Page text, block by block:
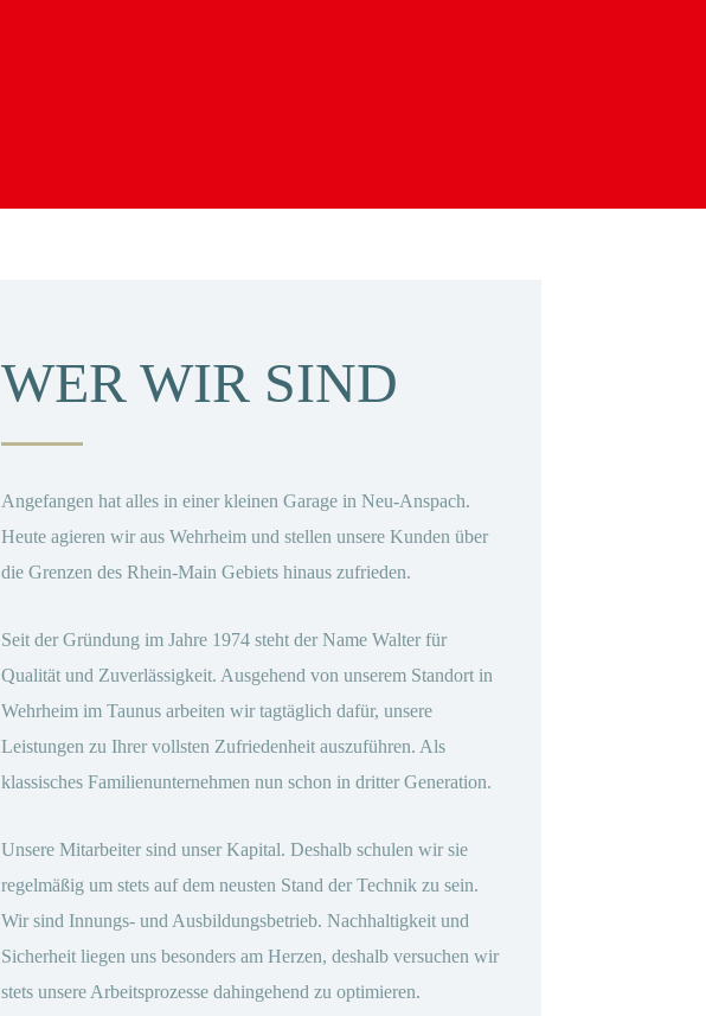
WER WIR SIND
Angefangen hat alles in einer kleinen Garage in Neu-Anspach.
Heute agieren wir aus Wehrheim und stellen unsere Kunden über
die Grenzen des Rhein-Main Gebiets hinaus zufrieden.
Seit der Gründung im Jahre 1974 steht der Name Walter für
Qualität und Zuverlässigkeit. Ausgehend von unserem Standort in
Wehrheim im Taunus arbeiten wir tagtäglich dafür, unsere
Leistungen zu Ihrer vollsten Zufriedenheit auszuführen. Als
klassisches Familienunternehmen nun schon in dritter Generation.
Unsere Mitarbeiter sind unser Kapital. Deshalb schulen wir sie
regelmäßig um stets auf dem neusten Stand der Technik zu sein.
Wir sind Innungs- und Ausbildungsbetrieb. Nachhaltigkeit und
Sicherheit liegen uns besonders am Herzen, deshalb versuchen wir
stets unsere Arbeitsprozesse dahingehend zu optimieren.